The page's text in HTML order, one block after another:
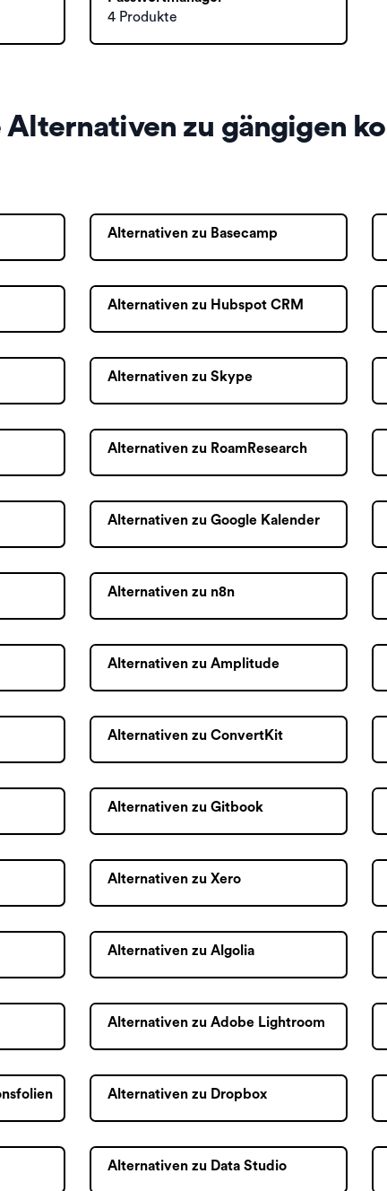
4 Produkte
Alternativen zu gängigen
Alternativen zu Basecamp
Alternativen zu Hubspot CRM
Alternativen zu Skype
Alternativen zu RoamResearch
Alternativen zu Google Kalender
Alternativen zu n8n
Alternativen zu Amplitude
Alternativen zu ConvertKit
Alternativen zu Gitbook
Alternativen zu Xero
Alternativen zu Algolia
Alternativen zu Adobe Lightroom
Alternativen zu Dropbox
Alternativen zu Data Studio